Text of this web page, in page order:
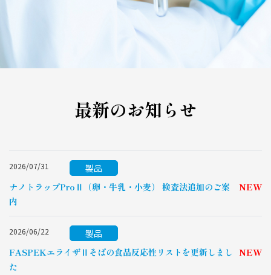
最新のお知らせ
2026/07/31
製品
ナノトラップProⅡ（卵・牛乳・小麦） 検査法追加のご案
内
NEW
2026/06/22
製品
FASPEKエライザⅡそばの食品反応性リストを更新しまし
た
NEW